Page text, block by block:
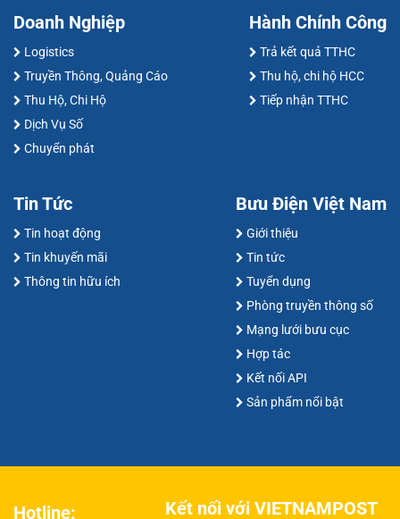
Doanh Nghiệp
Logistics
Truyền Thông, Quảng Cáo
Thu Hộ, Chi Hộ
Dịch Vụ Số
Chuyển phát
Hành Chính Công
Trả kết quả TTHC
Thu hộ, chi hộ HCC
Tiếp nhận TTHC
Tin Tức
Tin hoạt động
Tin khuyến mãi
Thông tin hữu ích
Bưu Điện Việt Nam
Giới thiệu
Tin tức
Tuyển dụng
Phòng truyền thông số
Mạng lưới bưu cục
Hợp tác
Kết nối API
Sản phẩm nổi bật
Hotline: Kết nối với VIETNAMPOST